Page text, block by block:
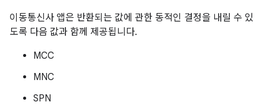
이동통신사 앱은 반환되는 값에 관한 동적인 결정을 내릴 수 있
도록 다음 값과 함께 제공됩니다.
MCC
MNC
SPN